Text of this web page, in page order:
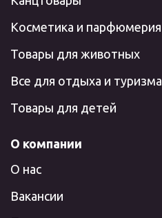
Косметика и парфюмерия
Товары для животных
Все для отдыха и туризма
Товары для детей
О компании
О нас
Вакансии